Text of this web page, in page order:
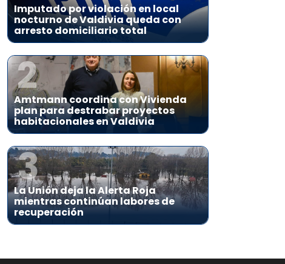
Imputado por violación en local
nocturno de Valdivia queda con
arresto domiciliario total
2
Amtmann coordina con Vivienda
plan para destrabar proyectos
habitacionales en Valdivia
3
La Unión deja la Alerta Roja
mientras continúan labores de
recuperación